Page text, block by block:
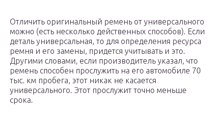
Отличить оригинальный ремень от универсального
можно (есть несколько действенных способов). Если
деталь универсальная, то для определения ресурса
ремня и его замены, придется учитывать и это.
Другими словами, если производитель указал, что
ремень способен прослужить на его автомобиле 70
тыс. км пробега, этот никак не касается
универсального. Этот прослужит точно меньше
срока.